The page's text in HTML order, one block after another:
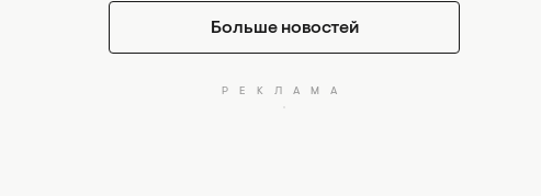
Больше новостей